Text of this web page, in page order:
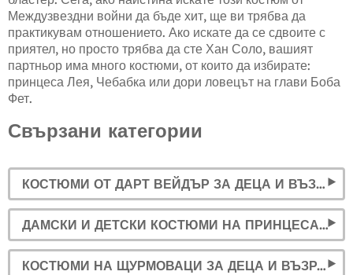
Междузвездни войни да бъде хит, ще ви трябва да
практикувам отношението. Ако искате да се сдвоите с
приятел, но просто трябва да сте Хан Соло, вашият
партньор има много костюми, от които да избирате:
принцеса Лея, Чебабка или дори ловецът на глави Боба
Фет.
Свързани категории
КОСТЮМИ ОТ ДАРТ ВЕЙДЪР ЗА ДЕЦА И ВЪЗРАСТНИ
ДАМСКИ И ДЕТСКИ КОСТЮМИ НА ПРИНЦЕСА ЛЕЯ
КОСТЮМИ НА ЩУРМОВАЦИ ЗА ДЕЦА И ВЪЗРАСТНИ